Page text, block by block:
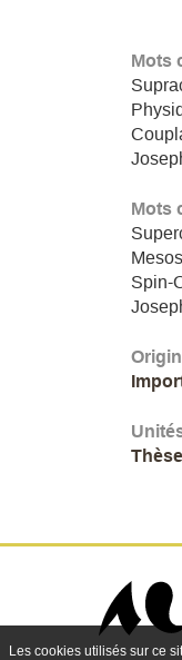
Mots
Mots
Spin-
Les cookies utilisés sur ce